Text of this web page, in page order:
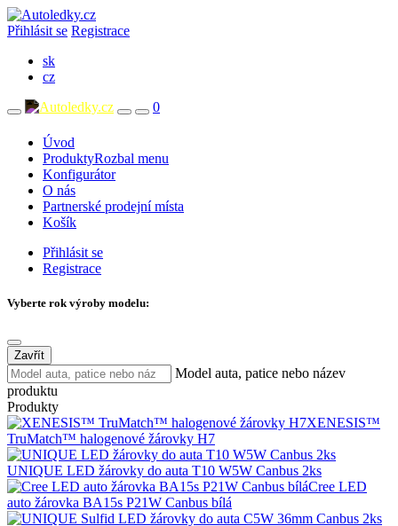
Přihlásit se Registrace
sk
cz
0
Úvod
ProduktyRozbal menu
Konfigurátor
O nás
Partnerské prodejní místa
Košík
Přihlásit se
Registrace
Vyberte rok výroby modelu:
Zavřít
Model auta, patice nebo název
produktu
Produkty
XENESIS™
TruMatch™ halogenové žárovky H7
UNIQUE LED žárovky do auta T10 W5W Canbus 2ks
Cree LED
auto žárovka BA15s P21W Canbus bílá